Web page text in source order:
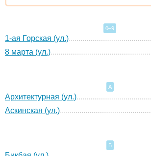
0–9
1-ая Горская (ул.)
8 марта (ул.)
А
Архитектурная (ул.)
Аскинская (ул.)
Б